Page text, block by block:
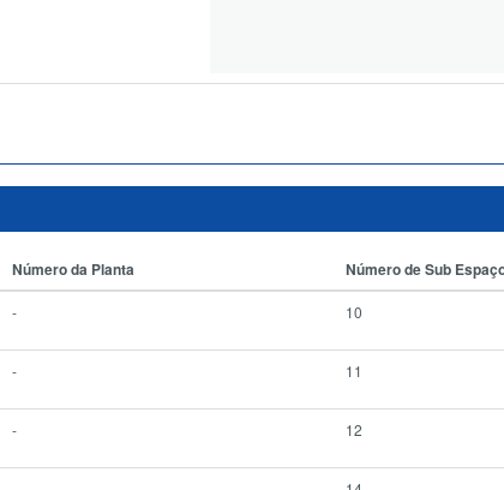
Número da Planta Número de Sub
- 10
- 11
- 12